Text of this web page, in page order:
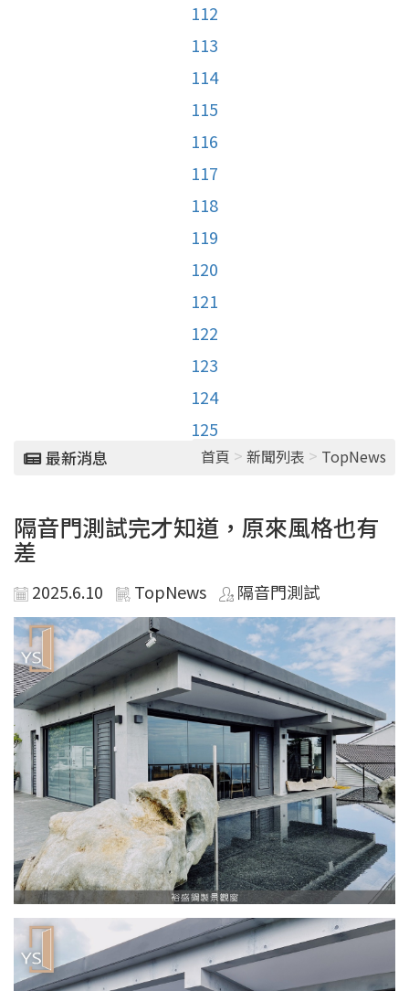
112
113
114
115
116
117
118
119
120
121
122
123
124
125
最新消息 首頁 > 新聞列表 > TopNews
隔音門測試完才知道，原來風格也有
差
2025.6.10 TopNews 隔音門測試